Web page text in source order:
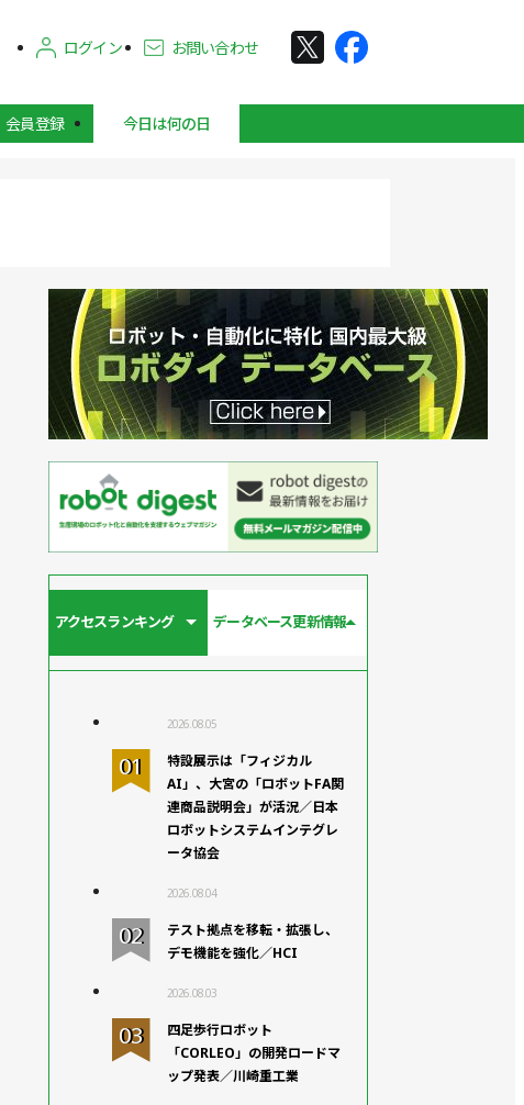
ログイン お問い合わせ
会員登録 今日は何の日
アクセスランキング データベース更新情報
2026.08.05
特設展示は「フィジカル
AI」、大宮の「ロボットFA関
連商品説明会」が活況／日本
ロボットシステムインテグレ
ータ協会
2026.08.04
テスト拠点を移転・拡張し、
デモ機能を強化／HCI
2026.08.03
四足歩行ロボット
「CORLEO」の開発ロードマ
ップ発表／川崎重工業